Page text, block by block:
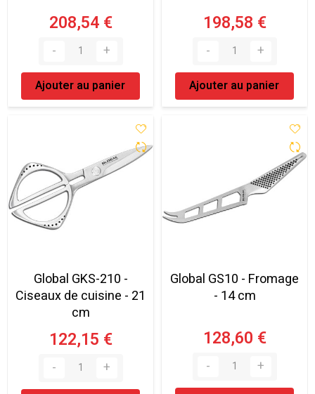
208,54 €
Ajouter au panier
198,58 €
Ajouter au panier
Global GKS-210 -
Ciseaux de cuisine - 21
cm
122,15 €
Global GS10 - Fromage
- 14 cm
128,60 €